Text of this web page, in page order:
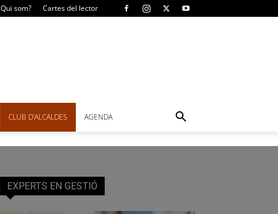
Qui som? Cartes del lector
CLUB D’ALCALDES AGENDA
EXPERTS EN GESTIÓ